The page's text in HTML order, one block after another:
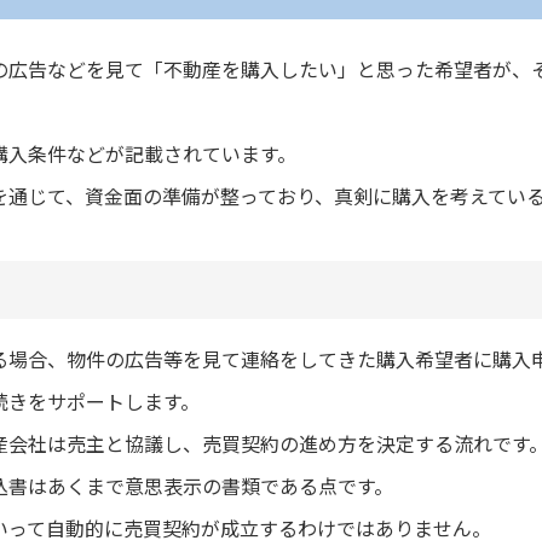
告などを見て「不動産を購入したい」と思った希望者が、
条件などが記載されています。
じて、資金面の準備が整っており、真剣に購入を考えてい
合、物件の広告等を見て連絡をしてきた購入希望者に購入
をサポートします。
社は売主と協議し、売買契約の進め方を決定する流れです
はあくまで意思表示の書類である点です。
て自動的に売買契約が成立するわけではありません。